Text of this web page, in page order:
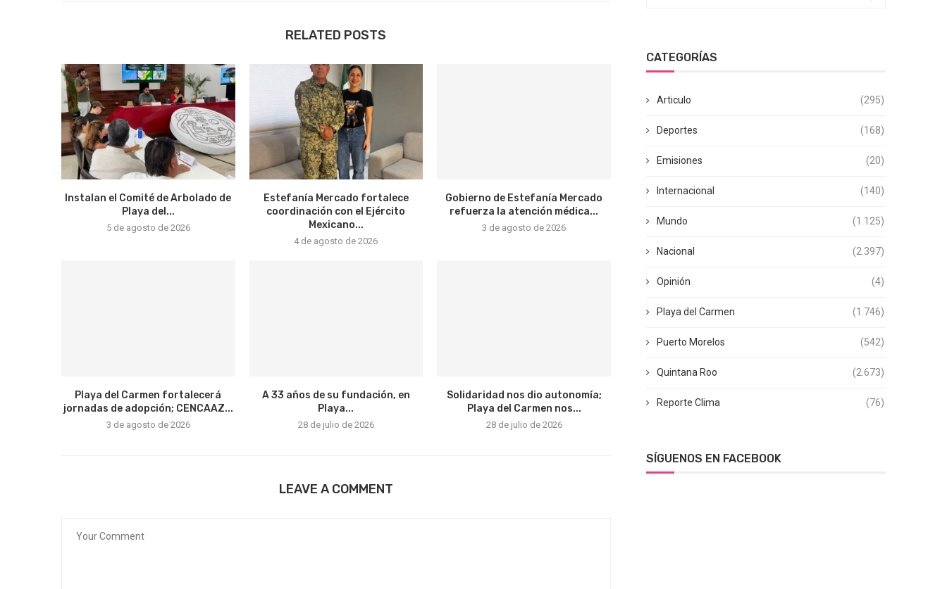
RELATED POSTS
Instalan el Comité de Arbolado de
Playa del...
5 de agosto de 2026
Estefanía Mercado fortalece
coordinación con el Ejército
Mexicano...
4 de agosto de 2026
Gobierno de Estefanía Mercado
refuerza la atención médica...
3 de agosto de 2026
Playa del Carmen fortalecerá
jornadas de adopción; CENCAAZ...
3 de agosto de 2026
A 33 años de su fundación, en
Playa...
28 de julio de 2026
Solidaridad nos dio autonomía;
Playa del Carmen nos...
28 de julio de 2026
LEAVE A COMMENT
CATEGORÍAS
Articulo (295)
Deportes (168)
Emisiones (20)
Internacional (140)
Mundo (1.125)
Nacional (2.397)
Opinión (4)
Playa del Carmen (1.746)
Puerto Morelos (542)
Quintana Roo (2.673)
Reporte Clima (76)
SÍGUENOS EN FACEBOOK